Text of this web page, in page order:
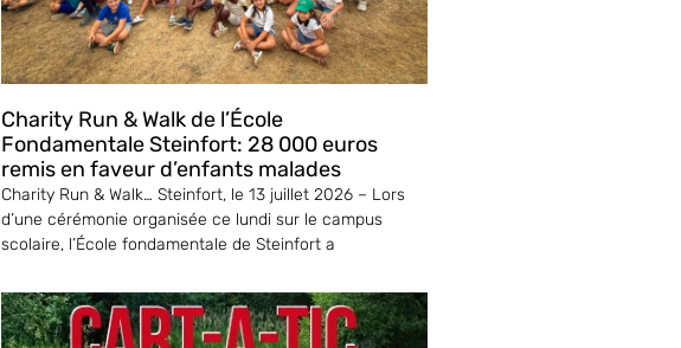
Charity Run & Walk de l’École
Fondamentale Steinfort: 28 000 euros
remis en faveur d’enfants malades
Charity Run & Walk… Steinfort, le 13 juillet 2026 – Lors
d’une cérémonie organisée ce lundi sur le campus
scolaire, l’École fondamentale de Steinfort a